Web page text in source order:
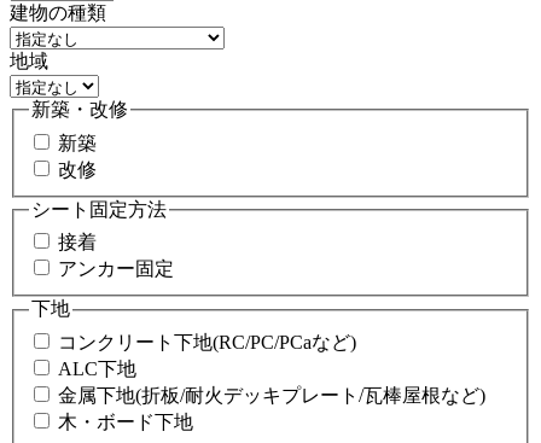
建物の種類
地域
新築・改修
新築
改修
シート固定方法
接着
アンカー固定
下地
コンクリート下地(RC/PC/PCaなど)
ALC下地
金属下地(折板/耐火デッキプレート/瓦棒屋根など)
木・ボード下地